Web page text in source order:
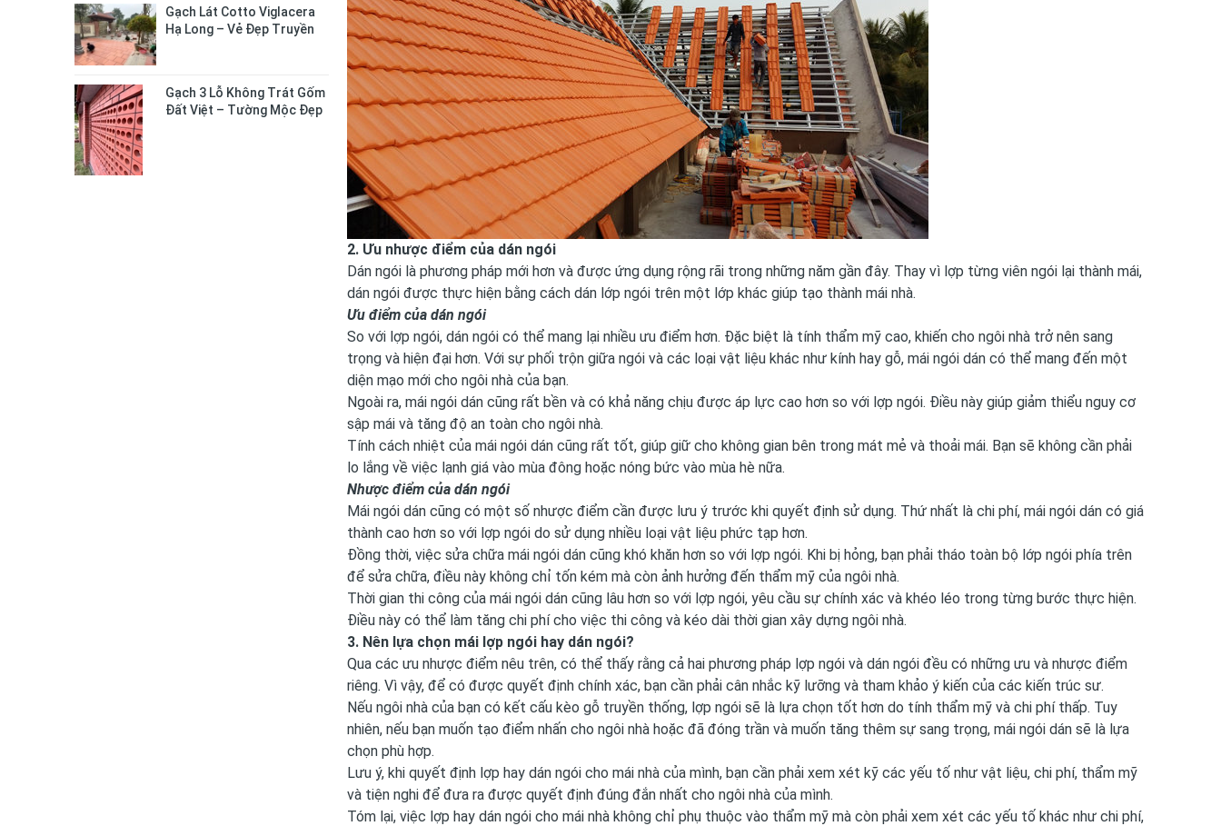
Gạch Lát Cotto Viglacera
Hạ Long – Vẻ Đẹp Truyền
Gạch 3 Lỗ Không Trát Gốm
Đất Việt – Tường Mộc Đẹp
2. Ưu nhược điểm của dán ngói
Dán ngói là phương pháp mới hơn và được ứng dụng rộng rãi trong những năm gần đây. Thay vì lợp từng viên ngói lại thành mái,
dán ngói được thực hiện bằng cách dán lớp ngói trên một lớp khác giúp tạo thành mái nhà.
Ưu điểm của dán ngói
So với lợp ngói, dán ngói có thể mang lại nhiều ưu điểm hơn. Đặc biệt là tính thẩm mỹ cao, khiến cho ngôi nhà trở nên sang
trọng và hiện đại hơn. Với sự phối trộn giữa ngói và các loại vật liệu khác như kính hay gỗ, mái ngói dán có thể mang đến một
diện mạo mới cho ngôi nhà của bạn.
Ngoài ra, mái ngói dán cũng rất bền và có khả năng chịu được áp lực cao hơn so với lợp ngói. Điều này giúp giảm thiểu nguy cơ
sập mái và tăng độ an toàn cho ngôi nhà.
Tính cách nhiệt của mái ngói dán cũng rất tốt, giúp giữ cho không gian bên trong mát mẻ và thoải mái. Bạn sẽ không cần phải
lo lắng về việc lạnh giá vào mùa đông hoặc nóng bức vào mùa hè nữa.
Nhược điểm của dán ngói
Mái ngói dán cũng có một số nhược điểm cần được lưu ý trước khi quyết định sử dụng. Thứ nhất là chi phí, mái ngói dán có giá
thành cao hơn so với lợp ngói do sử dụng nhiều loại vật liệu phức tạp hơn.
Đồng thời, việc sửa chữa mái ngói dán cũng khó khăn hơn so với lợp ngói. Khi bị hỏng, bạn phải tháo toàn bộ lớp ngói phía trên
để sửa chữa, điều này không chỉ tốn kém mà còn ảnh hưởng đến thẩm mỹ của ngôi nhà.
Thời gian thi công của mái ngói dán cũng lâu hơn so với lợp ngói, yêu cầu sự chính xác và khéo léo trong từng bước thực hiện.
Điều này có thể làm tăng chi phí cho việc thi công và kéo dài thời gian xây dựng ngôi nhà.
3. Nên lựa chọn mái lợp ngói hay dán ngói?
Qua các ưu nhược điểm nêu trên, có thể thấy rằng cả hai phương pháp lợp ngói và dán ngói đều có những ưu và nhược điểm
riêng. Vì vậy, để có được quyết định chính xác, bạn cần phải cân nhắc kỹ lưỡng và tham khảo ý kiến của các kiến trúc sư.
Nếu ngôi nhà của bạn có kết cấu kèo gỗ truyền thống, lợp ngói sẽ là lựa chọn tốt hơn do tính thẩm mỹ và chi phí thấp. Tuy
nhiên, nếu bạn muốn tạo điểm nhấn cho ngôi nhà hoặc đã đóng trần và muốn tăng thêm sự sang trọng, mái ngói dán sẽ là lựa
chọn phù hợp.
Lưu ý, khi quyết định lợp hay dán ngói cho mái nhà của mình, bạn cần phải xem xét kỹ các yếu tố như vật liệu, chi phí, thẩm mỹ
và tiện nghi để đưa ra được quyết định đúng đắn nhất cho ngôi nhà của mình.
Tóm lại, việc lợp hay dán ngói cho mái nhà không chỉ phụ thuộc vào thẩm mỹ mà còn phải xem xét các yếu tố khác như chi phí,